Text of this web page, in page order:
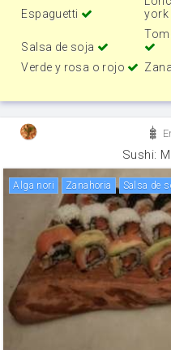
Espaguetti
york
Salsa de soja
Verde y rosa o rojo
Sushi:
alga nori zanahoria salsa de